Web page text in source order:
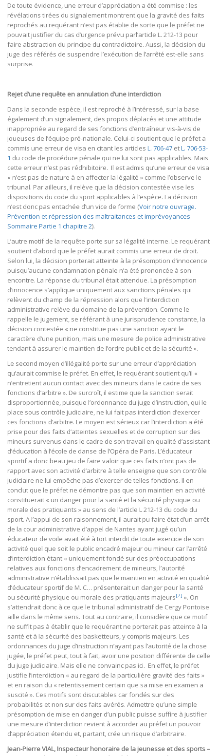
De toute évidence, une erreur d’appréciation a été commise : les
révélations tirées du signalement montrent que la gravité des faits
reprochés au requérant n’est pas établie de sorte que le préfet ne
pouvait justifier du cas d’urgence prévu parl’article L. 212-13 pour
faire abstraction du principe du contradictoire. Aussi, la décision du
juge des référés de suspendre l’exécution de l’arrêté est-elle sans
surprise.
Rejet d’une requête en annulation d’une interdiction
Dans la seconde espèce, il est reproché à l’intéressé, sur la base
également d’un signalement, des propos déplacés et une attitude
inappropriée au regard de ses fonctions d’entraîneur vis-à-vis de
joueuses de l’équipe pré-nationale. Celui-ci soutient que le préfet a
commis une erreur de visa en citant les articles L. 706-47 etL. 706-53-
1 du code de procédure pénale qui ne lui sont pas applicables. Mais
cette erreur n’est pas rédhibitoire. Il est admis qu’une erreur de visa
« n’est pas de nature à en affecter la légalité » comme l’observe le
tribunal. Par ailleurs, il relève que la décision contestée vise les
dispositions du code du sport applicables à l’espèce. La décision
n’est donc pas entachée d’un vice de forme (Voir notre ouvrage.
Prévention et répression des maltraitances et imprévoyances
Sommaire Partie 1 chapitre 2).
L’autre motif de la requête porte sur sa légalité interne. Le requérant
soutient d’abord que le préfet aurait commis une erreur de droit.
Selon lui, la décision porterait atteinte à la présomption d’innocence
puisqu’aucune condamnation pénale n’a été prononcée à son
encontre. La réponse du tribunal était attendue. La présomption
d’innocence s’applique uniquement aux sanctions pénales qui
relèvent du champ de la répression alors que l’interdiction
administrative relève du domaine de la prévention. Comme le
rappelle le jugement, se référant à une jurisprudence constante, la
décision contestée « ne constitue pas une sanction ayant le
caractère d’une punition, mais une mesure de police administrative
tendant à assurer le maintien de l’ordre public et de la sécurité ».
Le second moyen d’illégalité porte sur une erreur d’appréciation
qu’aurait commise le préfet. En effet, le requérant soutient qu’il «
n’entretient aucun contact avec des mineurs dans le cadre de ses
fonctions d’arbitre ». De surcroît, il estime que la sanction serait
disproportionnée, puisque l’ordonnance du juge d’instruction, qui le
place sous contrôle judiciaire, ne lui fait pas interdiction d’exercer
ces fonctions d’arbitre. Le moyen est sérieux car l’interdiction a été
prise pour des faits d’atteintes sexuelles et de corruption sur des
mineurs survenus dans le cadre de son travail en qualité d’assistant
d’éducation à l’école de danse de l’Opéra de Paris. L’éducateur
sportif a donc beau jeu de faire valoir que ces faits n’ont pas de
rapport avec son activité d’arbitre à telle enseigne que son contrôle
judiciaire ne lui empêche pas d’exercer de telles fonctions. Il en
conclut que le préfet ne démontre pas que son maintien en activité
constituerait « un danger pour la santé et la sécurité physique ou
morale des pratiquants » au sens de l’article L 212-13 du code du
sport. A l’appui de son raisonnement, il aurait pu faire état d’un arrêt
de la cour administrative d’appel de Nantes ayant jugé qu’un
éducateur de voile avait été à tort interdit de toute exercice de son
activité quel que soit le public encadré majeur ou mineur car l’arrêté
d’interdiction étant « uniquement fondé sur des préoccupations
relatives aux fonctions d’encadrement de mineurs, l’autorité
administrative n’établissait pas que le maintien en activité en qualité
d’éducateur sportif de M. C… présenterait un danger pour la santé
ou sécurité physique ou morale des pratiquants majeurs[7] ». On
s’attendrait donc à ce que le tribunal administratif de Cergy Pontoise
aille dans le même sens. Tout au contraire, il considère que ce motif
ne suffit pas à établir que le requérant ne porterait pas atteinte à la
santé et à la sécurité des basketteurs, y compris majeurs. Les
ordonnances du juge d’instruction n’ayant pas l’autorité de la chose
jugée, le préfet peut, tout à fait, avoir une position différente de celle
du juge judiciaire. Mais elle ne convainc pas ici. En effet, le préfet
justifie l’interdiction « au regard de la particulière gravité des faits »
et en raison du « retentissement certain que sa mise en examen a
suscité ». Ces motifs sont discutables car fondés sur des
probabilités et non sur des faits avérés. Admettre qu’une simple
présomption de mise en danger d’un public puisse suffire à justifier
une mesure d’interdiction revient à accorder au préfet un pouvoir
d’appréciation étendu et, partant, crée un risque d’arbitraire.
Jean-Pierre VIAL, Inspecteur honoraire de la jeunesse et des sports –